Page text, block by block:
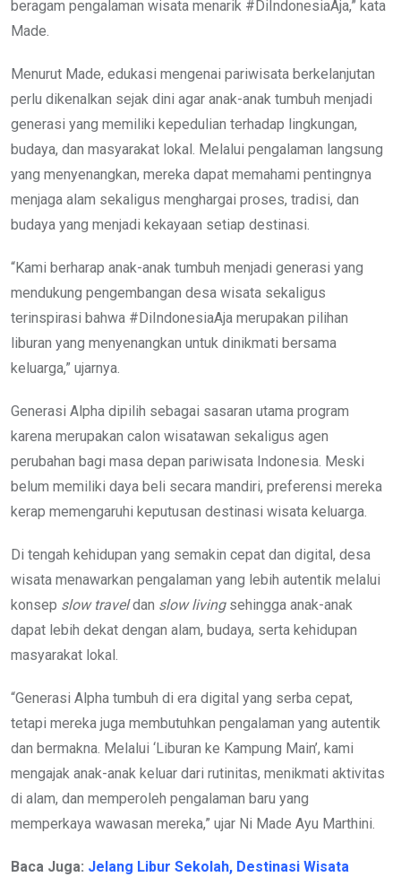
beragam pengalaman wisata menarik #DiIndonesiaAja,” kata
Made.
Menurut Made, edukasi mengenai pariwisata berkelanjutan
perlu dikenalkan sejak dini agar anak-anak tumbuh menjadi
generasi yang memiliki kepedulian terhadap lingkungan,
budaya, dan masyarakat lokal. Melalui pengalaman langsung
yang menyenangkan, mereka dapat memahami pentingnya
menjaga alam sekaligus menghargai proses, tradisi, dan
budaya yang menjadi kekayaan setiap destinasi.
“Kami berharap anak-anak tumbuh menjadi generasi yang
mendukung pengembangan desa wisata sekaligus
terinspirasi bahwa #DiIndonesiaAja merupakan pilihan
liburan yang menyenangkan untuk dinikmati bersama
keluarga,” ujarnya.
Generasi Alpha dipilih sebagai sasaran utama program
karena merupakan calon wisatawan sekaligus agen
perubahan bagi masa depan pariwisata Indonesia. Meski
belum memiliki daya beli secara mandiri, preferensi mereka
kerap memengaruhi keputusan destinasi wisata keluarga.
Di tengah kehidupan yang semakin cepat dan digital, desa
wisata menawarkan pengalaman yang lebih autentik melalui
konsep slow traveldan slow livingsehingga anak-anak
dapat lebih dekat dengan alam, budaya, serta kehidupan
masyarakat lokal.
“Generasi Alpha tumbuh di era digital yang serba cepat,
tetapi mereka juga membutuhkan pengalaman yang autentik
dan bermakna. Melalui ‘Liburan ke Kampung Main’, kami
mengajak anak-anak keluar dari rutinitas, menikmati aktivitas
di alam, dan memperoleh pengalaman baru yang
memperkaya wawasan mereka,” ujar Ni Made Ayu Marthini.
Baca Juga: Jelang Libur Sekolah, Destinasi Wisata